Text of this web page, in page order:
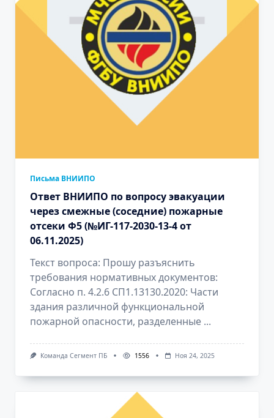
Письма ВНИИПО
Ответ ВНИИПО по вопросу эвакуации
через смежные (соседние) пожарные
отсеки Ф5 (№ИГ-117-2030-13-4 от
06.11.2025)
Текст вопроса: Прошу разъяснить
требования нормативных документов:
Согласно п. 4.2.6 СП1.13130.2020: Части
здания различной функциональной
пожарной опасности, разделенные ...
Команда Сегмент ПБ 1556 Ноя 24, 2025